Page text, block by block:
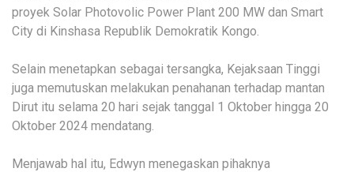
proyek Solar Photovolic Power Plant 200 MW dan Smart
City di Kinshasa Republik Demokratik Kongo.
Selain menetapkan sebagai tersangka, Kejaksaan Tinggi
juga memutuskan melakukan penahanan terhadap mantan
Dirut itu selama 20 hari sejak tanggal 1 Oktober hingga 20
Oktober 2024 mendatang.
Menjawab hal itu, Edwyn menegaskan pihaknya